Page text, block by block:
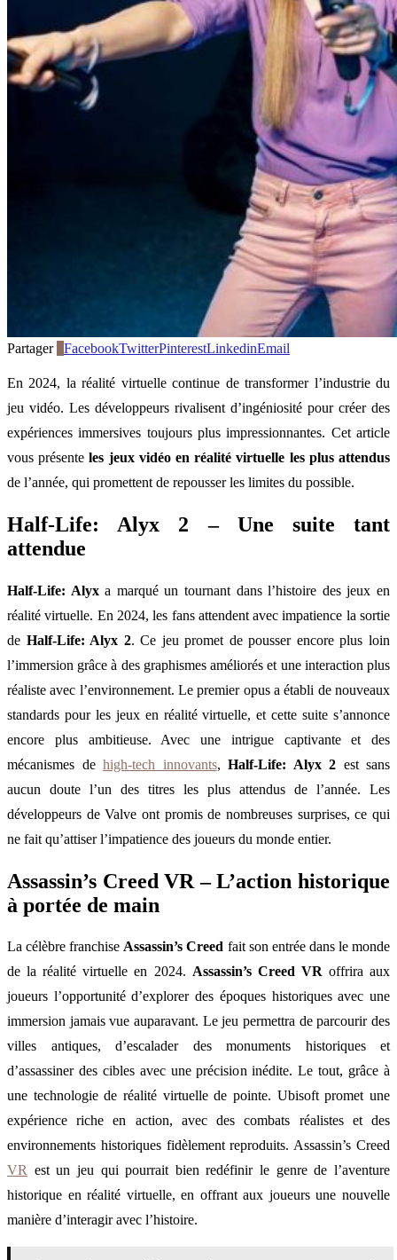
Partager FacebookTwitterPinterestLinkedinEmail
En 2024, la réalité virtuelle continue de transformer l’industrie du
jeu vidéo. Les développeurs rivalisent d’ingéniosité pour créer des
expériences immersives toujours plus impressionnantes. Cet article
vous présenteles jeux vidéo en réalité virtuelle les plus attendus
de l’année, qui promettent de repousser les limites du possible.
Half-Life: Alyx 2 – Une suite tant
attendue
Half-Life: Alyxa marqué un tournant dans l’histoire des jeux en
réalité virtuelle. En 2024, les fans attendent avec impatience la sortie
de Half-Life: Alyx 2. Ce jeu promet de pousser encore plus loin
l’immersion grâce à des graphismes améliorés et une interaction plus
réaliste avec l’environnement. Le premier opus a établi de nouveaux
standards pour les jeux en réalité virtuelle, et cette suite s’annonce
encore plus ambitieuse. Avec une intrigue captivante et des
mécanismes de high-tech innovants, Half-Life: Alyx 2 est sans
aucun doute l’un des titres les plus attendus de l’année. Les
développeurs de Valve ont promis de nombreuses surprises, ce qui
ne fait qu’attiser l’impatience des joueurs du monde entier.
Assassin’s Creed VR – L’action historique
à portée de main
La célèbre franchiseAssassin’s Creed fait son entrée dans le monde
de la réalité virtuelle en 2024. Assassin’s Creed VRoffrira aux
joueurs l’opportunité d’explorer des époques historiques avec une
immersion jamais vue auparavant. Le jeu permettra de parcourir des
villes antiques, d’escalader des monuments historiques et
d’assassiner des cibles avec une précision inédite. Le tout, grâce à
une technologie de réalité virtuelle de pointe. Ubisoft promet une
expérience riche en action, avec des combats réalistes et des
environnements historiques fidèlement reproduits. Assassin’s Creed
VR est un jeu qui pourrait bien redéfinir le genre de l’aventure
historique en réalité virtuelle, en offrant aux joueurs une nouvelle
manière d’interagir avec l’histoire.